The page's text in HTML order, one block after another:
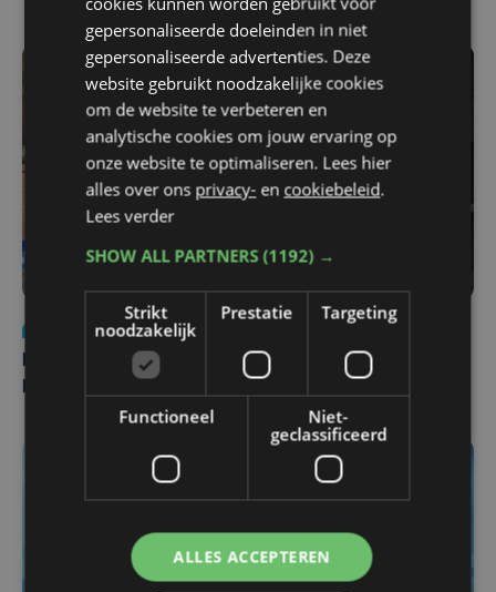
Nieuws
di 4 augustus | 09:32
Man en vrouw dood aangetroffen in woning in Sint-
gepersonaliseerde doeleinden in niet
gepersonaliseerde advertenties. Deze
website gebruikt noodzakelijke cookies
om de website te verbeteren en
analytische cookies om jouw ervaring op
onze website te optimaliseren. Lees hier
alles over ons privacy- en cookiebeleid.
Lees verder
SHOW ALL PARTNERS(1192) →
Strikt
noodzakelijk
Prestatie Targeting
Functioneel
Niet-
geclassificeerd
ALLES ACCEPTEREN